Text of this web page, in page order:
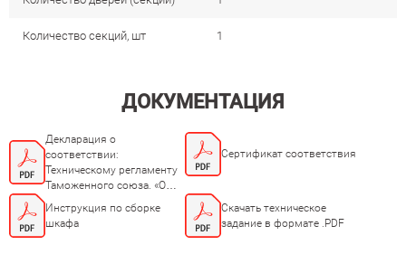
Количество секций, шт 1
ДОКУМЕНТАЦИЯ
Декларация о
соответствии:
Техническому регламенту
Таможенного союза. «О
безопасности мебельной
продукции ТР ТС
025/2012»/a>
Сертификат соответствия
Инструкция по сборке
шкафа
Скачать техническое
задание в формате .PDF